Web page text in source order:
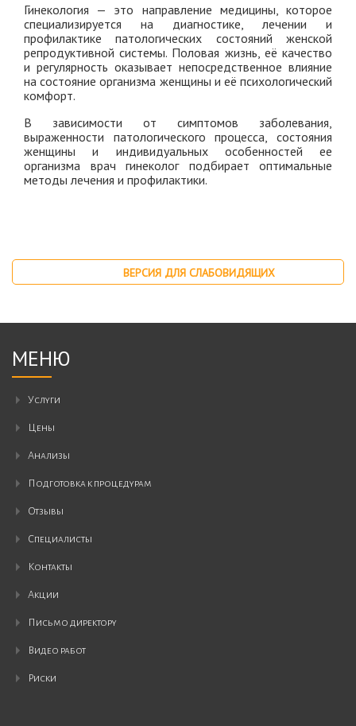
Гинекология — это направление медицины, которое
специализируется на диагностике, лечении и
профилактике патологических состояний женской
репродуктивной системы. Половая жизнь, её качество
и регулярность оказывает непосредственное влияние
на состояние организма женщины и её психологический
комфорт.
В зависимости от симптомов заболевания,
выраженности патологического процесса, состояния
женщины и индивидуальных особенностей ее
организма врач гинеколог подбирает оптимальные
методы лечения и профилактики.
ВЕРСИЯ ДЛЯ СЛАБОВИДЯЩИХ
МЕНЮ
Услуги
Цены
Анализы
Подготовка к процедурам
Отзывы
Специалисты
Контакты
Акции
Письмо ди⁠ректору
Видео работ
Риски